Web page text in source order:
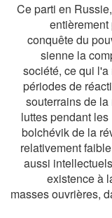
Ce parti en
conquête du
sienne la
société, ce qui
périodes de
souterrains de
luttes pendant
bolchévik de la
relativement
aussi
existence à
masses ouvrières,